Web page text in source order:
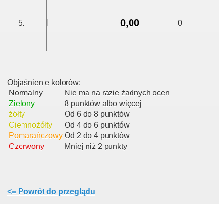
5. 0,00 0
Objaśnienie kolorów:
Normalny
Nie ma na razie żadnych ocen
Zielony
8 punktów albo więcej
żółty
Od 6 do 8 punktów
Ciemnożółty
Od 4 do 6 punktów
Pomarańczowy Od 2 do 4 punktów
Czerwony
Mniej niż 2 punkty
<= Powrót do przeglądu